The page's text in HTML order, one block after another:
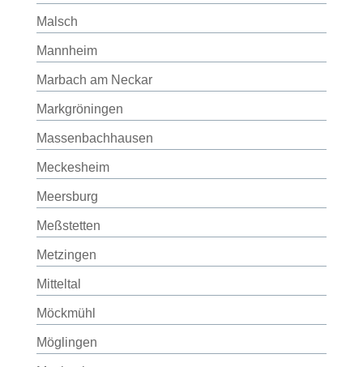
Malsch
Mannheim
Marbach am Neckar
Markgröningen
Massenbachhausen
Meckesheim
Meersburg
Meßstetten
Metzingen
Mitteltal
Möckmühl
Möglingen